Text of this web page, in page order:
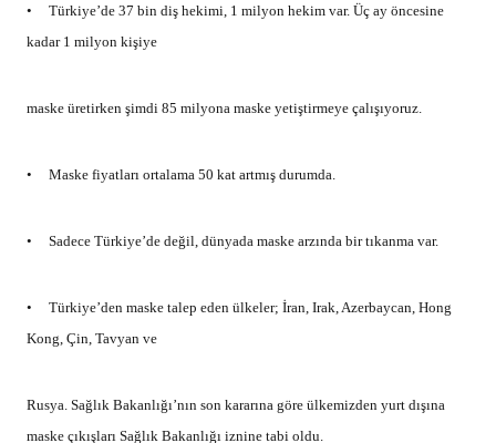
• Türkiye’de 37 bin diş hekimi, 1 milyon hekim var. Üç ay öncesine
kadar 1 milyon kişiye
maske üretirken şimdi 85 milyona maske yetiştirmeye çalışıyoruz.
• Maske fiyatları ortalama 50 kat artmış durumda.
• Sadece Türkiye’de değil, dünyada maske arzında bir tıkanma var.
• Türkiye’den maske talep eden ülkeler; İran, Irak, Azerbaycan, Hong
Kong, Çin, Tavyan ve
Rusya. Sağlık Bakanlığı’nın son kararına göre ülkemizden yurt dışına
maske çıkışları Sağlık Bakanlığı iznine tabi oldu.